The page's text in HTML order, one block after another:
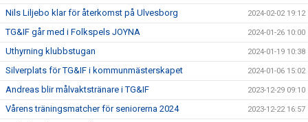
Nils Liljebo klar för återkomst på Ulvesborg 2024-02-02 19:12
TG&IF går med i Folkspels JOYNA 2024-01-26 10:00
Uthyrning klubbstugan 2024-01-19 10:38
Silverplats för TG&IF i kommunmästerskapet 2024-01-06 15:02
Andreas blir målvaktstränare i TG&IF 2023-12-29 09:10
Vårens träningsmatcher för seniorerna 2024 2023-12-22 16:57